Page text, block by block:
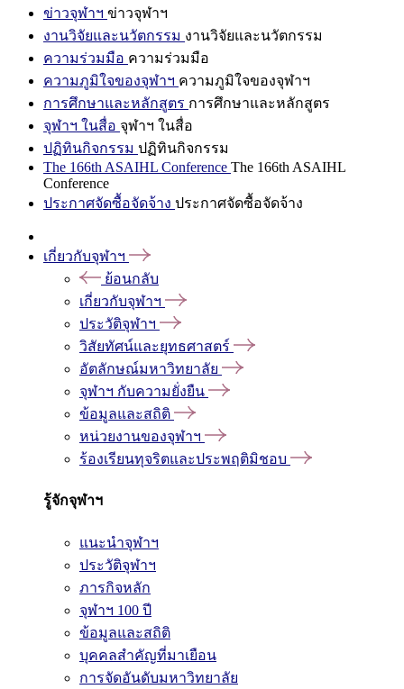
ข่าวจุฬาฯ ข่าวจุฬาฯ
งานวิจัยและนวัตกรรม งานวิจัยและนวัตกรรม
ความร่วมมือ ความร่วมมือ
ความภูมิใจของจุฬาฯ ความภูมิใจของจุฬาฯ
การศึกษาและหลักสูตร การศึกษาและหลักสูตร
จุฬาฯ ในสื่อ จุฬาฯ ในสื่อ
ปฏิทินกิจกรรม ปฏิทินกิจกรรม
The 166th ASAIHL Conference The 166th ASAIHL
Conference
ประกาศจัดซื้อจัดจ้าง ประกาศจัดซื้อจัดจ้าง
เกี่ยวกับจุฬาฯ
ย้อนกลับ
เกี่ยวกับจุฬาฯ
ประวัติจุฬาฯ
วิสัยทัศน์และยุทธศาสตร์
อัตลักษณ์มหาวิทยาลัย
จุฬาฯ กับความยั่งยืน
ข้อมูลและสถิติ
หน่วยงานของจุฬาฯ
ร้องเรียนทุจริตและประพฤติมิชอบ
รู้จักจุฬาฯ
แนะนำจุฬาฯ
ประวัติจุฬาฯ
ภารกิจหลัก
จุฬาฯ 100 ปี
ข้อมูลและสถิติ
บุคคลสำคัญที่มาเยือน
การจัดอันดับมหาวิทยาลัย